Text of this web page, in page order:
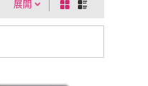
展開
棋
盤
列